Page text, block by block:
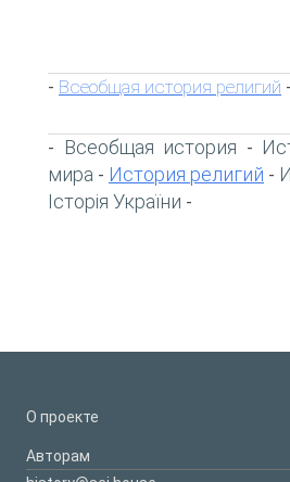
- Всеобщая история религий -
- Всеобщая история -
мира - История религий -
Історія України -
О проекте
Авторам